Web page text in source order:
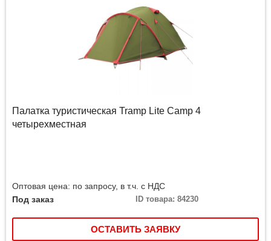
Палатка туристическая Tramp Lite Camp 4
четырехместная
Оптовая цена: по запросу, в т.ч. с НДС
Под заказ
ID товара: 84230
ОСТАВИТЬ ЗАЯВКУ